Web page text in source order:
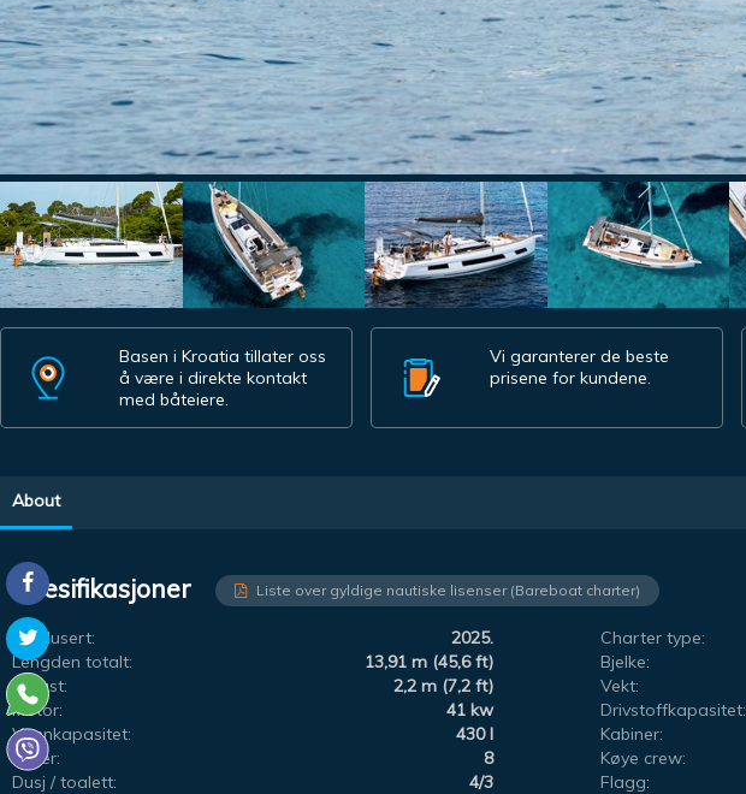
Basen i Kroatia tillater oss
å være i direkte kontakt
med båteiere.
Vi garanterer de beste
prisene for kundene.
About
Spesifikasjoner Liste over gyldige nautiske lisenser (Bareboat charter)
Produsert: 2025. Charter type:
Lengden totalt:
13,91 m (45,6 ft) Bjelke:
Utkast:
2,2 m (7,2 ft) Vekt:
Motor:
41 kw Drivstoffkapasitet:
Vannkapasitet:
430 l Kabiner:
Køyer:
8 Køye crew:
Dusj / toalett:
4/3 Flagg: